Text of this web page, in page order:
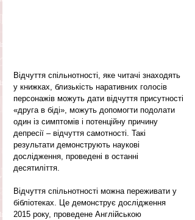
Відчуття спільнотності, яке читачі знаходять
у книжках, близькість наративних голосів
персонажів можуть дати відчуття присутності
«друга в біді», можуть допомогти подолати
один із симптомів і потенційну причину
депресії – відчуття самотності. Такі
результати демонструють наукові
дослідження, проведені в останні
десятиліття.
Відчуття спільнотності можна переживати у
бібліотеках. Це демонструє дослідження
2015 року, проведене Англійською